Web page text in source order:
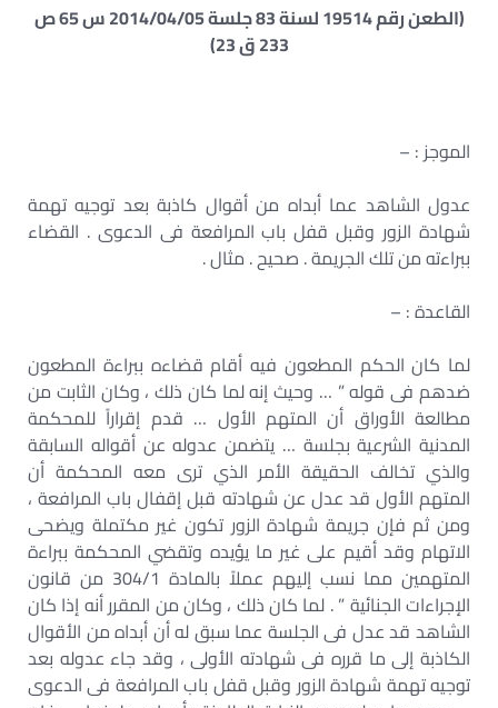
(الطعن رقم 19514 لسنة 83 جلسة 2014/04/05 س 65 ص
233 ق 23)
الموجز : –
عدول الشاهد عما أبداه من أقوال كاذبة بعد توجيه تهمة
شهادة الزور وقبل قفل باب المرافعة فى الدعوى . القضاء
ببراءته من تلك الجريمة . صحيح . مثال .
القاعدة : –
لما كان الحكم المطعون فيه أقام قضاءه ببراءة المطعون
ضدهم فى قوله ” … وحيث إنه لما كان ذلك ، وكان الثابت من
مطالعة الأوراق أن المتهم الأول … قدم إقراراً للمحكمة
المدنية الشرعية بجلسة … يتضمن عدوله عن أقواله السابقة
والذي تخالف الحقيقة الأمر الذي ترى معه المحكمة أن
المتهم الأول قد عدل عن شهادته قبل إقفال باب المرافعة ،
ومن ثم فإن جريمة شهادة الزور تكون غير مكتملة ويضحى
الاتهام وقد أقيم على غير ما يؤيده وتقضي المحكمة ببراءة
المتهمين مما نسب إليهم عملاً بالمادة 304/1 من قانون
الإجراءات الجنائية ” . لما كان ذلك ، وكان من المقرر أنه إذا كان
الشاهد قد عدل فى الجلسة عما سبق له أن أبداه من الأقوال
الكاذبة إلى ما قرره فى شهادته الأولى ، وقد جاء عدوله بعد
توجيه تهمة شهادة الزور وقبل قفل باب المرافعة فى الدعوى